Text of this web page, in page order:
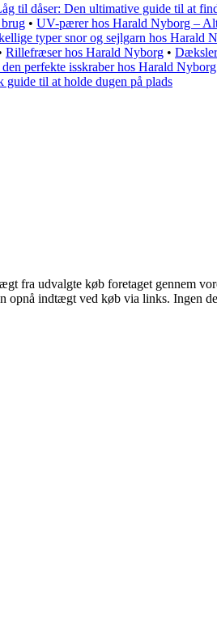
til dåser: Den ultimative guide til at
• UV-pærer hos Harald Nyborg –
typer snor og sejlgarn hos Harald
Rillefræser hos Harald Nyborg •
perfekte isskraber hos Harald Nyborg
til at holde dugen på plads
fra udvalgte køb foretaget gennem
indtægt ved køb via links. Ingen